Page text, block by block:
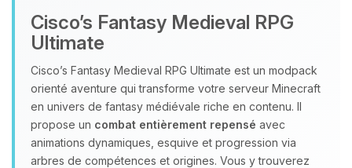
Cisco’s Fantasy Medieval RPG
Ultimate
Cisco’s Fantasy Medieval RPG Ultimate est un modpack
orienté aventure qui transforme votre serveur Minecraft
en univers de fantasy médiévale riche en contenu. Il
propose un combat entièrement repensé avec
animations dynamiques, esquive et progression via
arbres de compétences et origines. Vous y trouverez
tu as besoin et je vais remuer mes
petits circuits pour t’aider.